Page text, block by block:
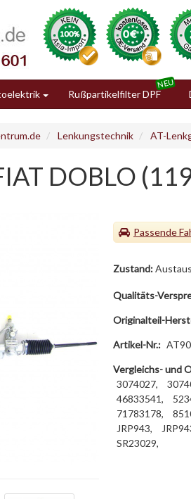
Rußpartikelfilter DPF
Lenkungstechnik AT-
DOBLO
Passende
Zustand:
Qualitäts-
Originalteil-
Artikel-Nr.:
Vergleichs- und
3074027,
46833541,
71783178,
JRP943,
SR23029,